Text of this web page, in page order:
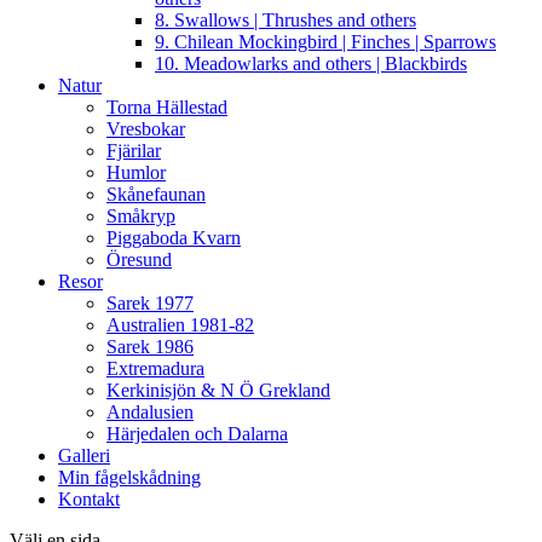
8. Swallows | Thrushes and others
9. Chilean Mockingbird | Finches | Sparrows
10. Meadowlarks and others | Blackbirds
Natur
Torna Hällestad
Vresbokar
Fjärilar
Humlor
Skånefaunan
Småkryp
Piggaboda Kvarn
Öresund
Resor
Sarek 1977
Australien 1981-82
Sarek 1986
Extremadura
Kerkinisjön & N Ö Grekland
Andalusien
Härjedalen och Dalarna
Galleri
Min fågelskådning
Kontakt